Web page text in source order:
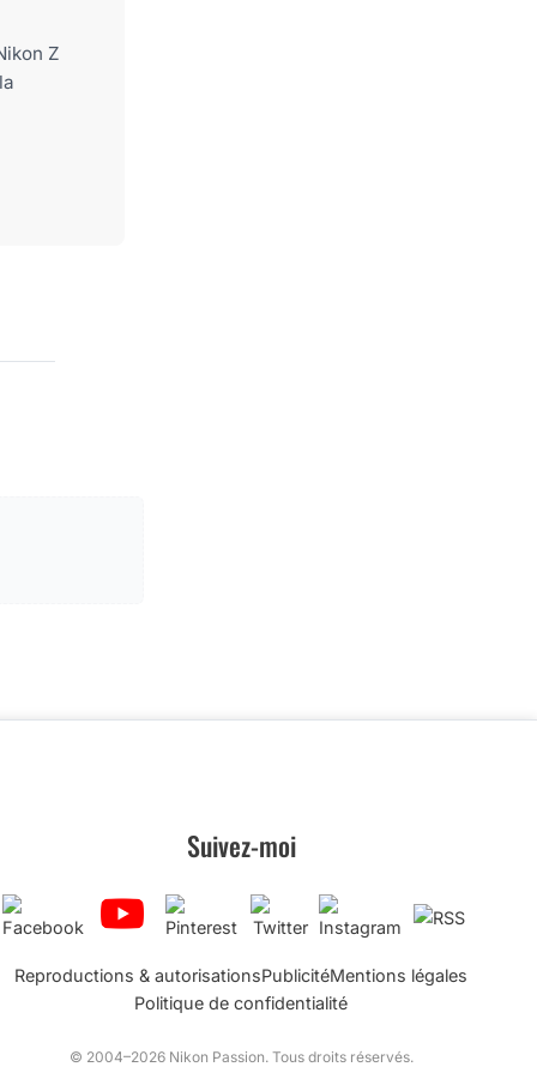
Z
Suivez-moi
Reproductions & autorisationsPublicitéMentions légales
Politique de confidentialité
© 2004–2026 Nikon Passion. Tous droits réservés.